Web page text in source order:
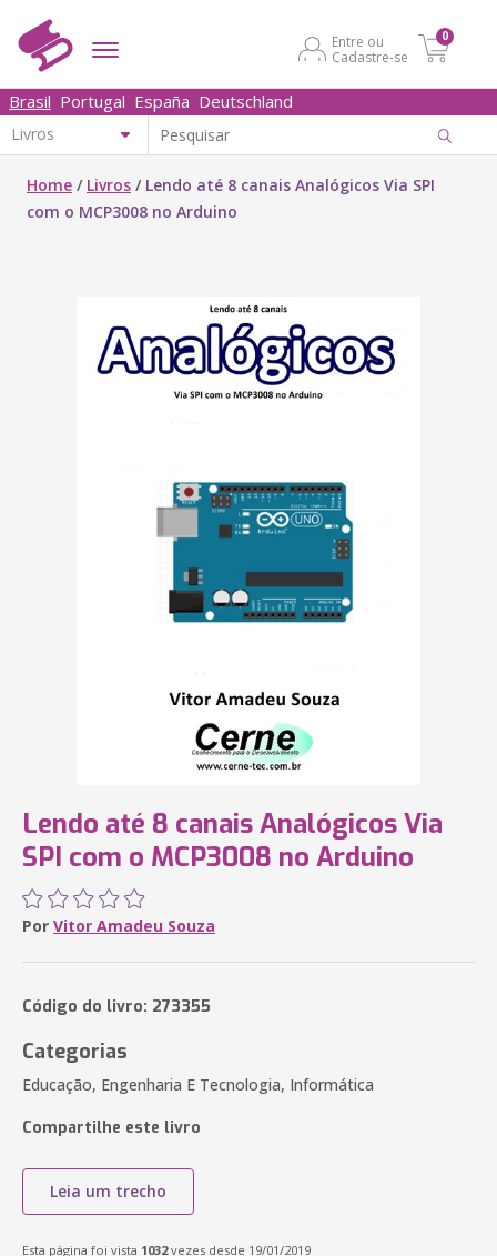
Entre ou
Cadastre-se
0
Brasil Portugal España Deutschland
Home / Livros / Lendo até 8 canais Analógicos Via SPI
com o MCP3008 no Arduino
Lendo até 8 canais Analógicos Via
SPI com o MCP3008 no Arduino
Por Vitor Amadeu Souza
Código do livro: 273355
Categorias
Educação, Engenharia E Tecnologia, Informática
Compartilhe este livro
Leia um trecho
Esta página foi vista 1032vezes desde 19/01/2019